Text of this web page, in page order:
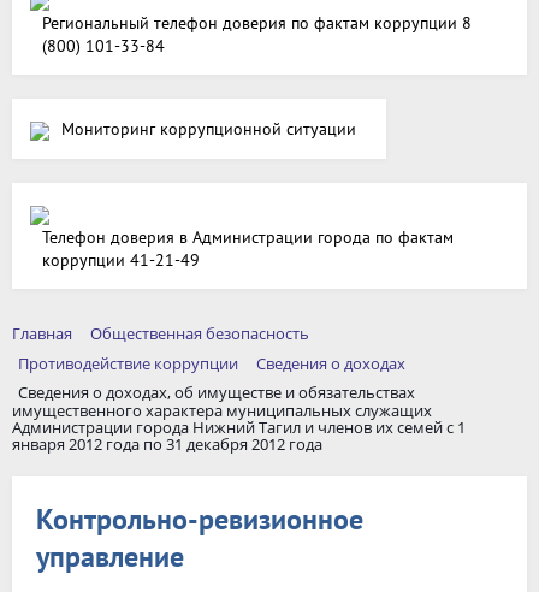
Региональный телефон доверия по фактам коррупции 8
(800) 101-33-84
Мониторинг коррупционной ситуации
Телефон доверия в Администрации города по фактам
коррупции 41-21-49
Главная
Общественная безопасность
Противодействие коррупции
Сведения о доходах
Сведения о доходах, об имуществе и обязательствах
имущественного характера муниципальных служащих
Администрации города Нижний Тагил и членов их семей с 1
января 2012 года по 31 декабря 2012 года
Контрольно-ревизионное
управление